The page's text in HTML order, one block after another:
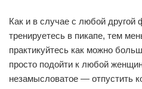
Как и в случае с любой
тренируетесь в пикапе, тем
практикуйтесь как можно
просто подойти к любой
незамысловатое — отпустить